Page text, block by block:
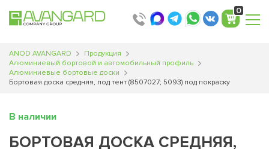
0
ANOD AVANGARD
Продукция
Алюминиевый бортовой и автомобильный профиль
Алюминиевые бортовые доски
Бортовая доска средняя, под тент (8507027; 5093) под покраску
В наличии
БОРТОВАЯ ДОСКА СРЕДНЯЯ,